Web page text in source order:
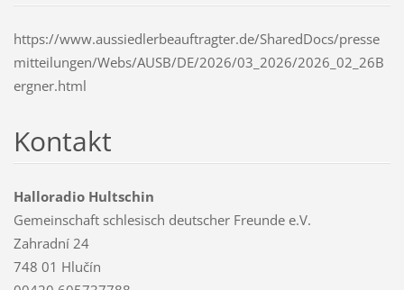
https://www.aussiedlerbeauftragter.de/SharedDocs/presse
mitteilungen/Webs/AUSB/DE/2026/03_2026/2026_02_26B
ergner.html
Kontakt
Halloradio Hultschin
Gemeinschaft schlesisch deutscher Freunde e.V.
Zahradní 24
748 01 Hlučín